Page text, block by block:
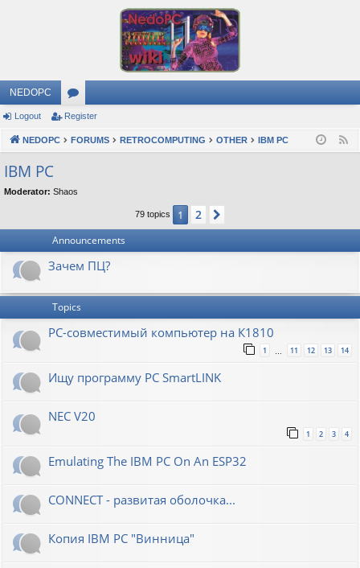
NEDOPC
or
u
s
Logout Register
NEDOPC FORUMS RETROCOMPUTING OTHER IBM PC
IBM PC
Moderator: Shaos
79 topics 1 2
Announcements
Зачем ПЦ?
Topics
PC-совместимый компьютер на К1810
1 … 11 12 13 14
Ищу программу PC SmartLINK
NEC V20
1 2 3 4
Emulating The IBM PC On An ESP32
CONNECT - развитая оболочка...
Копия IBM PC "Винница"